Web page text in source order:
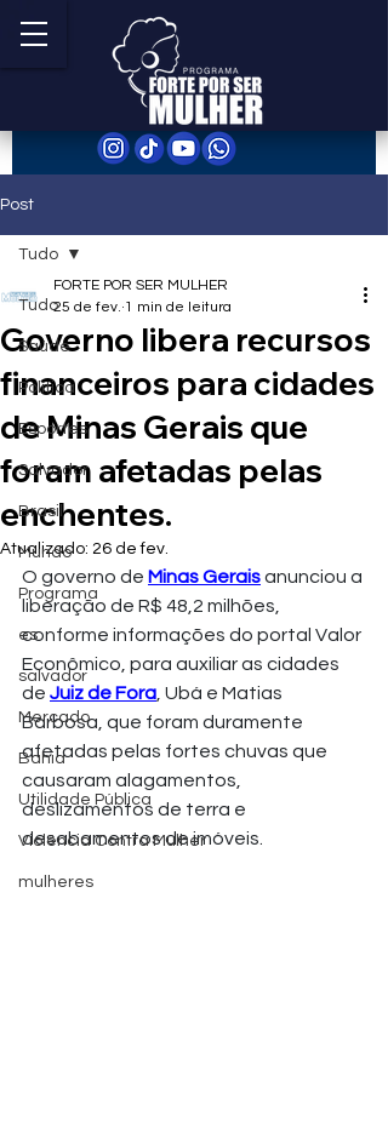
Post
Tudo
Saúde
Política
Esportes
Salvador
Brasil
Mundo
Programa
es
salvador
Mercado
Bahia
Utilidade Pública
Violência Contra Mulher
mulheres
Tudo
Governo libera recursos
financeiros para cidades
de Minas Gerais que
foram afetadas pelas
enchentes.
FORTE POR SER MULHER
25 de fev. 1 min de leitura
Atualizado: 26 de fev.
O governo de Minas Gerais anunciou a
liberação de R$ 48,2 milhões,
conforme informações do portal Valor
Econômico, para auxiliar as cidades
de Juiz de Fora , Ubá e Matias
Barbosa, que foram duramente
afetadas pelas fortes chuvas que
causaram alagamentos,
deslizamentos de terra e
desabamentos de imóveis.